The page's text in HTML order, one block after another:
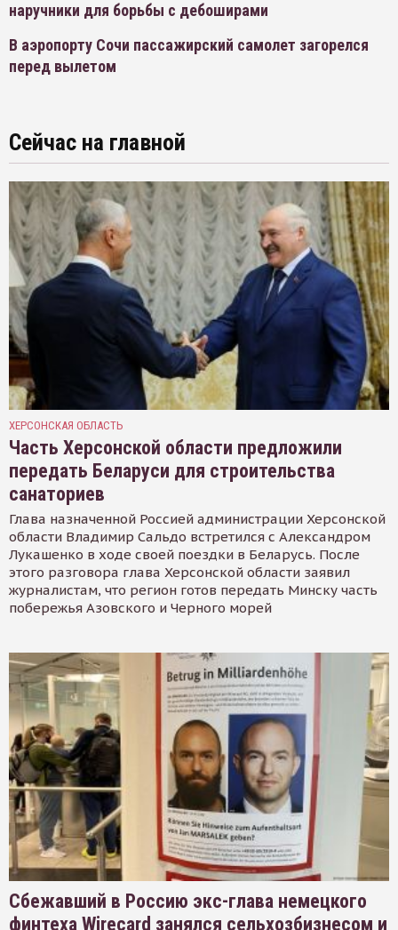
наручники для борьбы с дебоширами
В аэропорту Сочи пассажирский самолет загорелся
перед вылетом
Сейчас на главной
ХЕРСОНСКАЯ ОБЛАСТЬ
Часть Херсонской области предложили
передать Беларуси для строительства
санаториев
Глава назначенной Россией администрации Херсонской
области Владимир Сальдо встретился с Александром
Лукашенко в ходе своей поездки в Беларусь. После
этого разговора глава Херсонской области заявил
журналистам, что регион готов передать Минску часть
побережья Азовского и Черного морей
Сбежавший в Россию экс-глава немецкого
финтеха Wirecard занялся сельхозбизнесом и